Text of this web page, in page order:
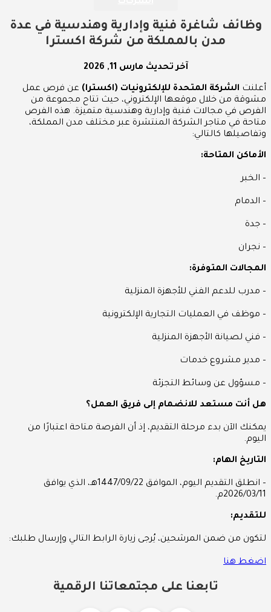
وظائف شاغرة فنية وإدارية وهندسية في عدة
مدن بالمملكة من شركة اكسترا
آخر تحديث مارس 11, 2026
أعلنت الشركة المتحدة للإلكترونيات (اكسترا) عن فرص عمل
مشوقة من خلال موقعها الإلكتروني، حيث تتاح مجموعة من
الفرص في مجالات فنية وإدارية وهندسية متميزة. هذه الفرص
متاحة في متاجر الشركة المنتشرة عبر مختلف مدن المملكة،
وتفاصيلها كالتالي:
الأماكن المتاحة:
– الخبر
– الدمام
– جدة
– نجران
المجالات المتوفرة:
– مدرب للدعم الفني للأجهزة المنزلية
– موظف في العمليات التجارية الإلكترونية
– فني لصيانة الأجهزة المنزلية
– مدير مشروع خدمات
– مسؤول عن وسائط التجزئة
هل أنت مستعد للانضمام إلى فريق العمل؟
يمكنك الآن بدء مرحلة التقديم، إذ أن الفرصة متاحة اعتبارًا من
اليوم.
التاريخ الهام:
– انطلق التقديم اليوم، الموافق 1447/09/22هـ، الذي يوافق
2026/03/11م.
للتقديم:
لتكون من ضمن المرشحين، يُرجى زيارة الرابط التالي وإرسال طلبك:
اضغط هنا
تابعنا على مجتمعاتنا الرقمية